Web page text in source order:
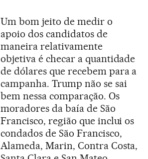
Um bom jeito de medir o
apoio dos candidatos de
maneira relativamente
objetiva é checar a quantidade
de dólares que recebem para a
campanha. Trump não se sai
bem nessa comparação. Os
moradores da baía de São
Francisco, região que inclui os
condados de São Francisco,
Alameda, Marin, Contra Costa,